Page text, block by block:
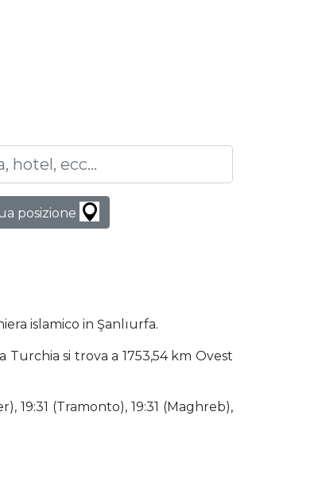
posizione
islamico in Şanlıurfa.
si trova a 1753,54 km Ovest
19:31 (Tramonto), 19:31 (Maghreb),